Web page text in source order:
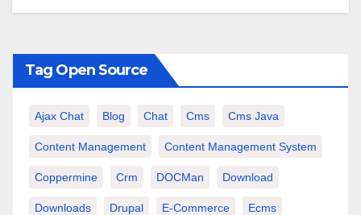
Tag Open Source
Ajax Chat Blog Chat Cms Cms Java
Content Management Content Management System
Coppermine Crm DOCMan Download
Downloads Drupal E-Commerce Ecms